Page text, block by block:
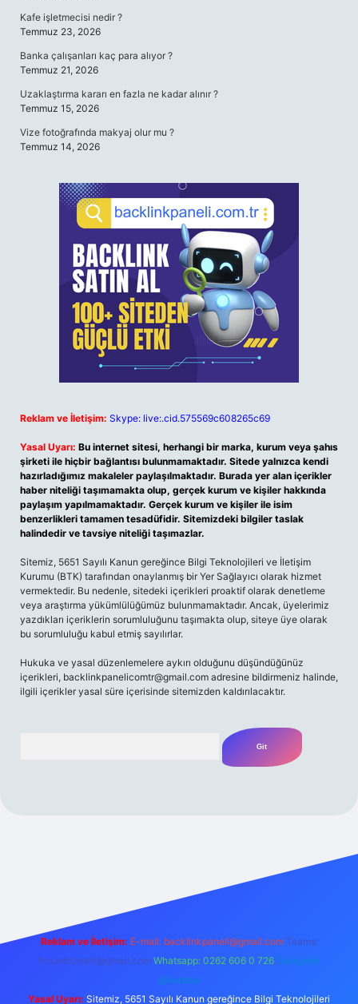
Kafe işletmecisi nedir ?
Temmuz 23, 2026
Banka çalışanları kaç para alıyor ?
Temmuz 21, 2026
Uzaklaştırma kararı en fazla ne kadar alınır ?
Temmuz 15, 2026
Vize fotoğrafında makyaj olur mu ?
Temmuz 14, 2026
Reklam ve İletişim: Skype: live:.cid.575569c608265c69
Yasal Uyarı: Bu internet sitesi, herhangi bir marka, kurum veya şahıs
şirketi ile hiçbir bağlantısı bulunmamaktadır. Sitede yalnızca kendi
hazırladığımız makaleler paylaşılmaktadır. Burada yer alan içerikler
haber niteliği taşımamakta olup, gerçek kurum ve kişiler hakkında
paylaşım yapılmamaktadır. Gerçek kurum ve kişiler ile isim
benzerlikleri tamamen tesadüfidir. Sitemizdeki bilgiler taslak
halindedir ve tavsiye niteliği taşımazlar.
Sitemiz, 5651 Sayılı Kanun gereğince Bilgi Teknolojileri ve İletişim
Kurumu (BTK) tarafından onaylanmış bir Yer Sağlayıcı olarak hizmet
vermektedir. Bu nedenle, sitedeki içerikleri proaktif olarak denetleme
veya araştırma yükümlülüğümüz bulunmamaktadır. Ancak, üyelerimiz
yazdıkları içeriklerin sorumluluğunu taşımakta olup, siteye üye olarak
bu sorumluluğu kabul etmiş sayılırlar.
Hukuka ve yasal düzenlemelere aykırı olduğunu düşündüğünüz
içerikleri, backlinkpanelicomtr@gmail.com adresine bildirmeniz halinde,
ilgili içerikler yasal süre içerisinde sitemizden kaldırılacaktır.
Reklam ve İletişim: E-mail: backlinkpaneli@gmail.com Teams:
forumhizmeti@gmail.com Whatsapp: 0262 606 0 726 Telegram:
@karabul
Yasal Uyarı: Sitemiz, 5651 Sayılı Kanun gereğince Bilgi Teknolojileri